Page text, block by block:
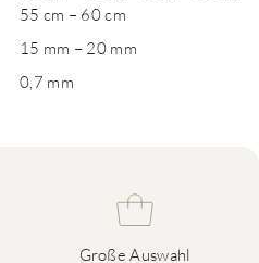
55 cm – 60 cm
15 mm – 20 mm
0,7 mm
Große Auswahl